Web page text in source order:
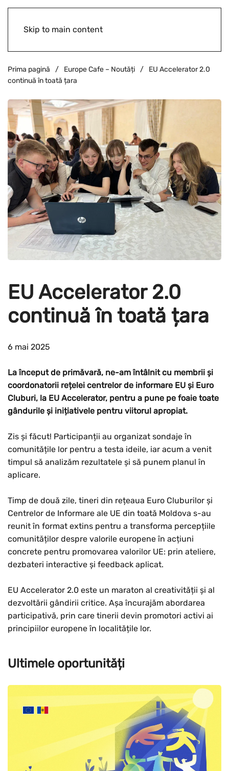
Skip to main content
Prima pagină Europe Cafe – Noutăți
EU Accelerator 2.0
continuă în toată țara
EU Accelerator 2.0
continuă în toată țara
6 mai 2025
La început de primăvară, ne-am întâlnit cu membrii și
coordonatorii rețelei centrelor de informare EU și Euro
Cluburi, la EU Accelerator, pentru a pune pe foaie toate
gândurile și inițiativele pentru viitorul apropiat.
Zis și făcut! Participanții au organizat sondaje în
comunitățile lor pentru a testa ideile, iar acum a venit
timpul să analizăm rezultatele și să punem planul în
aplicare.
Timp de două zile, tineri din rețeaua Euro Cluburilor și
Centrelor de Informare ale UE din toată Moldova s-au
reunit în format extins pentru a transforma percepțiile
comunităților despre valorile europene în acțiuni
concrete pentru promovarea valorilor UE: prin ateliere,
dezbateri interactive și feedback aplicat.
EU Accelerator 2.0 este un maraton al creativității și al
dezvoltării gândirii critice. Așa încurajăm abordarea
participativă, prin care tinerii devin promotori activi ai
principiilor europene în localitățile lor.
Ultimele oportunități